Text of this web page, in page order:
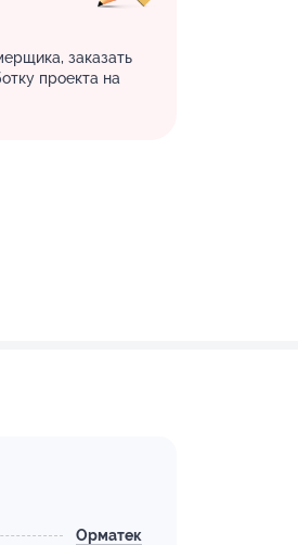
заказать
проекта на
Орматек